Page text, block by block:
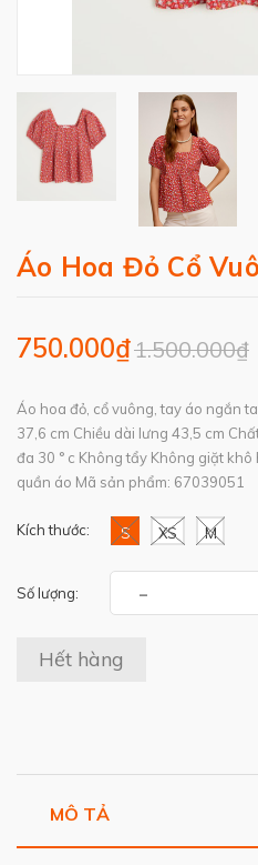
Áo Hoa Đỏ Cổ
750.000₫1.500.000₫
Áo hoa đỏ, cổ vuông, tay áo ngắn
37,6 cm Chiều dài lưng 43,5 cm
đa 30 ° c Không tẩy Không giặt
quần áo Mã sản phẩm: 67039051
Kích thước: S XS M
Số lượng: -
Hết hàng
MÔ TẢ